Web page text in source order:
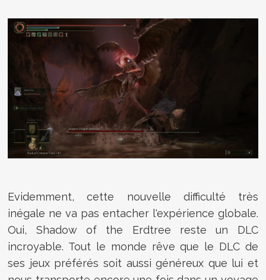
Evidemment, cette nouvelle difficulté très
inégale ne va pas entacher l'expérience globale.
Oui, Shadow of the Erdtree reste un DLC
incroyable. Tout le monde rêve que le DLC de
ses jeux préférés soit aussi généreux que lui et